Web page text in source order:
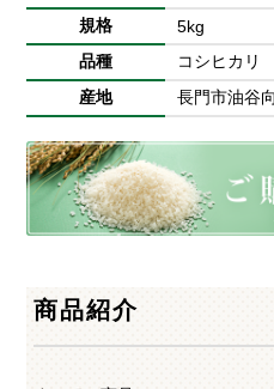
規格
5kg
品種
コシヒカリ
産地
長門市油谷
商品紹介